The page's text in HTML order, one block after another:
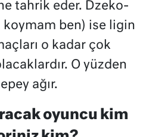
tahrik eder. Dzeko-
koymam ben) ise ligin
o kadar çok
O yüzden
ağır.
oyuncu kim